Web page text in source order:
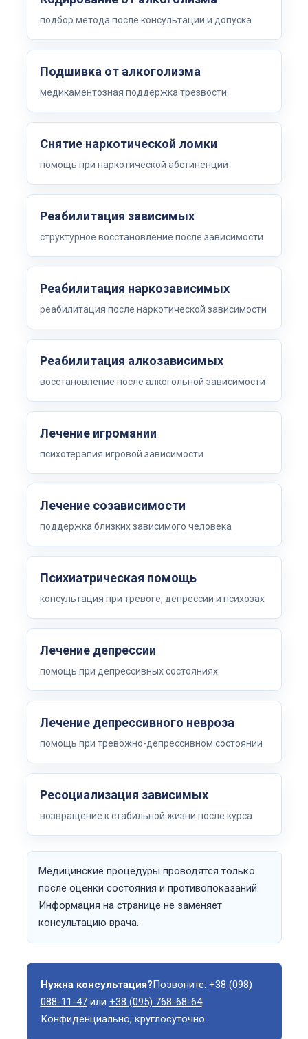
подбор метода после консультации и допуска
Подшивка от алкоголизма
медикаментозная поддержка трезвости
Снятие наркотической ломки
помощь при наркотической абстиненции
Реабилитация зависимых
структурное восстановление после зависимости
Реабилитация наркозависимых
реабилитация после наркотической зависимости
Реабилитация алкозависимых
восстановление после алкогольной зависимости
Лечение игромании
психотерапия игровой зависимости
Лечение созависимости
поддержка близких зависимого человека
Психиатрическая помощь
консультация при тревоге, депрессии и психозах
Лечение депрессии
помощь при депрессивных состояниях
Лечение депрессивного невроза
помощь при тревожно-депрессивном состоянии
Ресоциализация зависимых
возвращение к стабильной жизни после курса
Медицинские процедуры проводятся только
после оценки состояния и противопоказаний.
Информация на странице не заменяет
консультацию врача.
Нужна консультация?Позвоните: +38 (098)
088-11-47или +38 (095) 768-68-64.
Конфиденциально, круглосуточно.